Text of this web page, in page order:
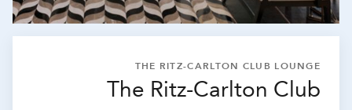
THE RITZ-CARLTON CLUB LOUNGE
The Ritz-Carlton Club